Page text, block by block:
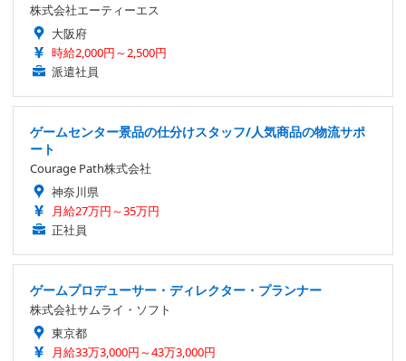
株式会社エーティーエス
大阪府
時給2,000円～2,500円
派遣社員
ゲームセンター景品の仕分けスタッフ/人気商品の物流サポ
ート
Courage Path株式会社
神奈川県
月給27万円～35万円
正社員
ゲームプロデューサー・ディレクター・プランナー
株式会社サムライ・ソフト
東京都
月給33万3,000円～43万3,000円